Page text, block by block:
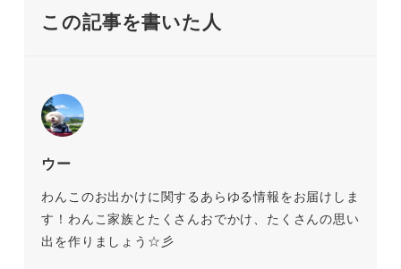
この記事を書いた人
ウー
わんこのお出かけに関するあらゆる情報をお届けしま
す！わんこ家族とたくさんおでかけ、たくさんの思い
出を作りましょう☆彡